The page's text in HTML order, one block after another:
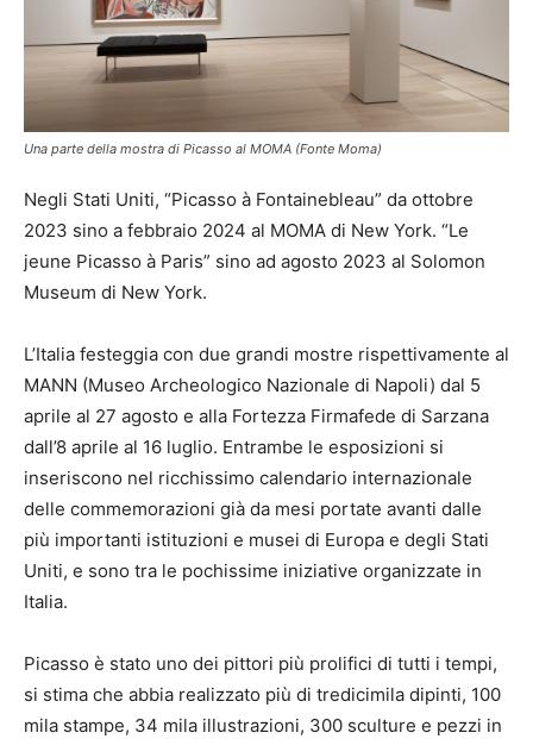
Una parte della mostra di Picasso al MOMA (Fonte Moma)
Negli Stati Uniti, “Picasso à Fontainebleau” da ottobre
2023 sino a febbraio 2024 al MOMA di New York. “Le
jeune Picasso à Paris” sino ad agosto 2023 al Solomon
Museum di New York.
L’Italia festeggia con due grandi mostre rispettivamente al
MANN (Museo Archeologico Nazionale di Napoli) dal 5
aprile al 27 agosto e alla Fortezza Firmafede di Sarzana
dall’8 aprile al 16 luglio. Entrambe le esposizioni si
inseriscono nel ricchissimo calendario internazionale
delle commemorazioni già da mesi portate avanti dalle
più importanti istituzioni e musei di Europa e degli Stati
Uniti, e sono tra le pochissime iniziative organizzate in
Italia.
Picasso è stato uno dei pittori più prolifici di tutti i tempi,
si stima che abbia realizzato più di tredicimila dipinti, 100
mila stampe, 34 mila illustrazioni, 300 sculture e pezzi in